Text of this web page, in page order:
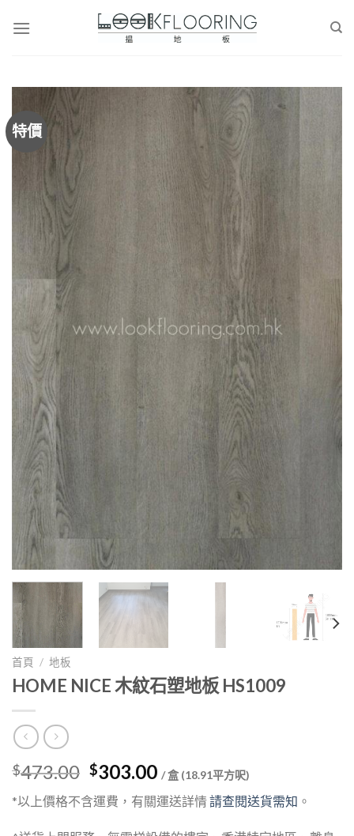
特價
首頁 / 地板
HOME NICE 木紋石塑地板 HS1009
$473.00 Original
price
was:
$473.00.
$303.00Current
price
is:
$303.00.
/ 盒 (18.91平方呎)
*以上價格不含運費，有關運送詳情請查閱送貨需知 。